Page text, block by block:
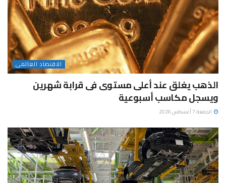
الاقتصاد العالمى
الذهب يغلق عند أعلى مستوى فى قرابة شهرين
ويسجل مكاسب أسبوعية
الجمعة 7 أغسطس 2026